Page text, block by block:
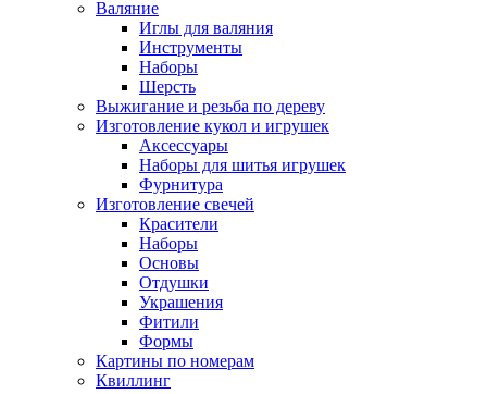
Валяние
Иглы для валяния
Инструменты
Наборы
Шерсть
Выжигание и резьба по дереву
Изготовление кукол и игрушек
Аксессуары
Наборы для шитья игрушек
Фурнитура
Изготовление свечей
Красители
Наборы
Основы
Отдушки
Украшения
Фитили
Формы
Картины по номерам
Квиллинг